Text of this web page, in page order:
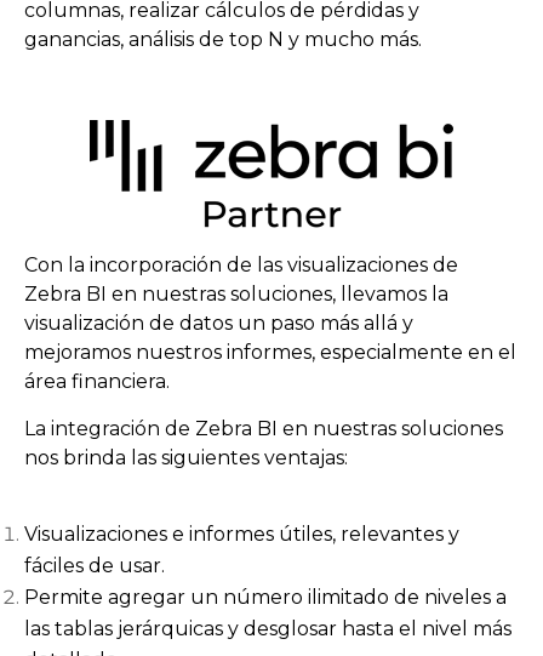
columnas, realizar cálculos de pérdidas y
ganancias, análisis de top N y mucho más.
Con la incorporación de las visualizaciones de
Zebra BI en nuestras soluciones, llevamos la
visualización de datos un paso más allá y
mejoramos nuestros informes, especialmente en el
área financiera.
La integración de Zebra BI en nuestras soluciones
nos brinda las siguientes ventajas:
Visualizaciones e informes útiles, relevantes y
fáciles de usar.
Permite agregar un número ilimitado de niveles a
las tablas jerárquicas y desglosar hasta el nivel más